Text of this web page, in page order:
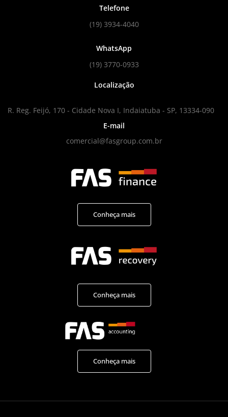
Telefone
(19) 3934-4040
WhatsApp
(19) 3770-0933
Localização
R. Reg. Feijó, 170 - Cidade Nova I, Indaiatuba - SP, 13334-090
E-mail
comercial@fasgroup.com.br
Conheça mais
Conheça mais
Conheça mais